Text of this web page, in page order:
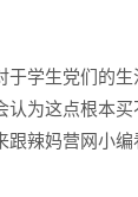
学生党们的
为这点根本
跟辣妈营网小